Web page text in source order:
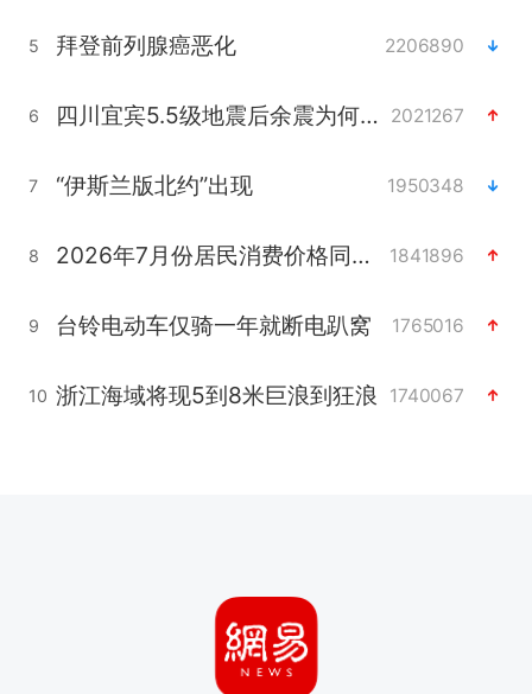
5 拜登前列腺癌恶化 2206890
6 四川宜宾5.5级地震后余震为何不断 2021267
7 “伊斯兰版北约”出现 1950348
8 2026年7月份居民消费价格同比上涨0.5% 1841896
9 台铃电动车仅骑一年就断电趴窝 1765016
10 浙江海域将现5到8米巨浪到狂浪 1740067